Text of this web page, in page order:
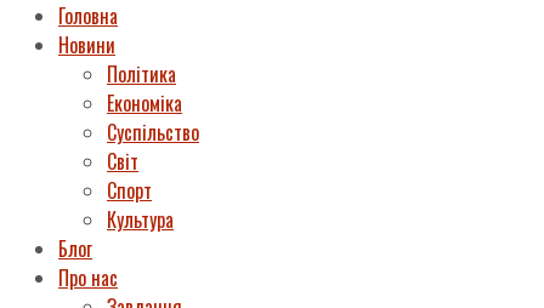
Головна
Новини
Політика
Економіка
Суспільство
Світ
Спорт
Культура
Блог
Про нас